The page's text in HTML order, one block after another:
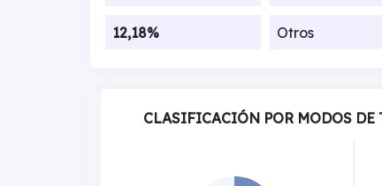
12,18% Otros
CLASIFICACIÓN POR MODOS DE